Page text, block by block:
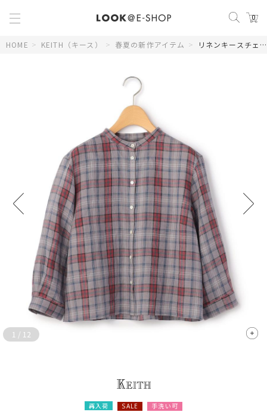
0
HOME > KEITH（キース） > 春夏の新作アイテム > リネンキースチェックブラウス
1 / 12
再入荷 SALE 手洗い可